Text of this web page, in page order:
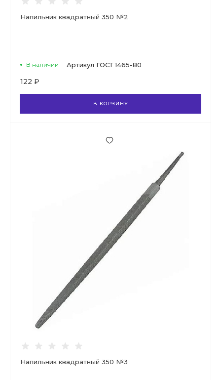
Напильник квадратный 350 №2
В наличии Артикул ГОСТ 1465-80
122 ₽
В КОРЗИНУ
Напильник квадратный 350 №3